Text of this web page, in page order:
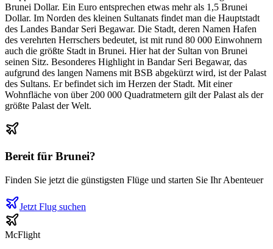
Brunei Dollar. Ein Euro entsprechen etwas mehr als 1,5 Brunei
Dollar. Im Norden des kleinen Sultanats findet man die Hauptstadt
des Landes Bandar Seri Begawar. Die Stadt, deren Namen Hafen
des verehrten Herrschers bedeutet, ist mit rund 80 000 Einwohnern
auch die größte Stadt in Brunei. Hier hat der Sultan von Brunei
seinen Sitz. Besonderes Highlight in Bandar Seri Begawar, das
aufgrund des langen Namens mit BSB abgekürzt wird, ist der Palast
des Sultans. Er befindet sich im Herzen der Stadt. Mit einer
Wohnfläche von über 200 000 Quadratmetern gilt der Palast als der
größte Palast der Welt.
Bereit für Brunei?
Finden Sie jetzt die günstigsten Flüge und starten Sie Ihr Abenteuer
Jetzt Flug suchen
McFlight